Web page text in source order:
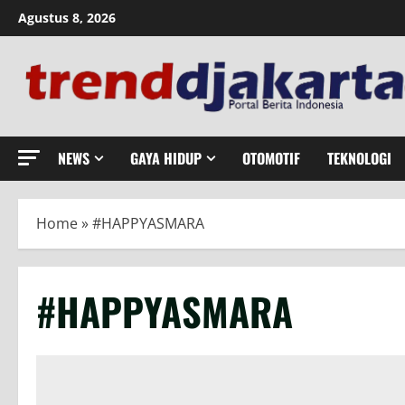
Skip
to
Agustus 8, 2026
NEWS GAYA HIDUP OTOMOTIF TEKNOLOGI
Home»#HAPPYASMARA
#HAPPYASMARA